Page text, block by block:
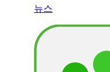
뉴스